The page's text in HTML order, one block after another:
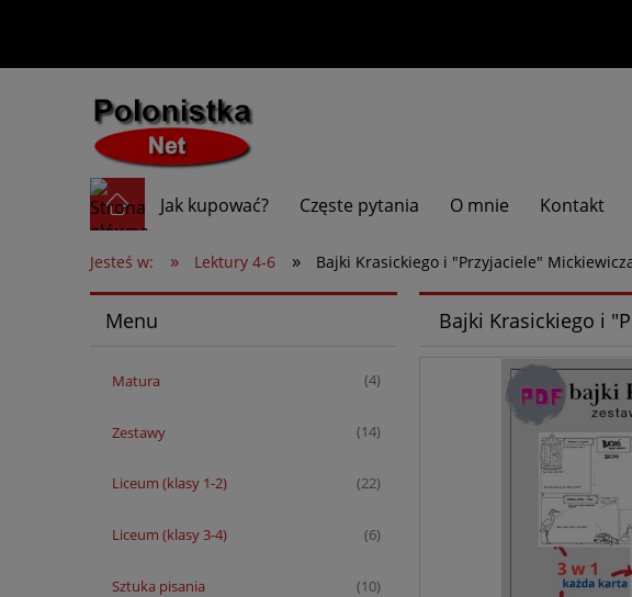
Jak kupować? Częste pytania O mnie Kontakt
Jesteś w: » Lektury 4-6 » Bajki Krasickiego i "Przyjaciele"
Menu
Matura (4)
Zestawy (14)
Liceum (klasy 1-2) (22)
Liceum (klasy 3-4) (6)
Sztuka pisania (10)
Bajki Krasickiego i